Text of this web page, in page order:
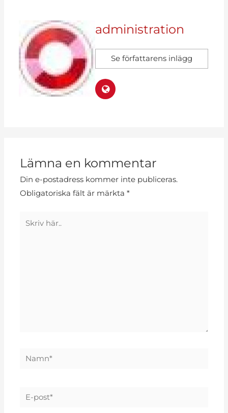
administration
Se författarens inlägg
Lämna en kommentar
Din e-postadress kommer inte publiceras.
Obligatoriska fält är märkta*